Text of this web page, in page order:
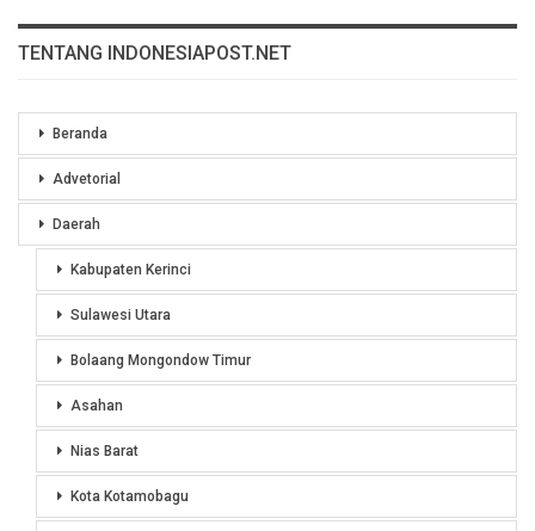
TENTANG INDONESIAPOST.NET
Beranda
Advetorial
Daerah
Kabupaten Kerinci
Sulawesi Utara
Bolaang Mongondow Timur
Asahan
Nias Barat
Kota Kotamobagu